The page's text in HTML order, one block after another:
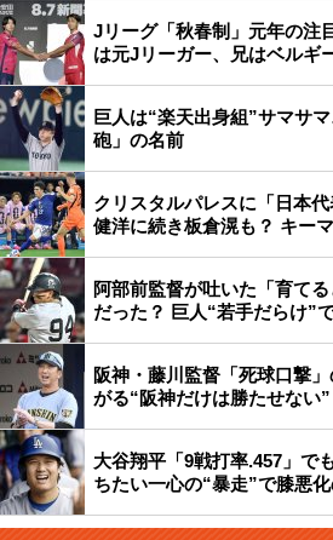
Jリーグ「秋春制」元年の注
は元Jリーガー、兄はベルギ
巨人は“楽天出身組”サマサ
砲」の名前
クリスタルパレスに「日本
健洋に続き板倉滉も？ キー
阿部前監督が吐いた「育て
だった？ 巨人“若手だらけ”
阪神・藤川監督「死球口撃
がる“阪神だけは勝たせない”
大谷翔平「9戦打率.457」で
ちたい一心の“暴走”で膝悪